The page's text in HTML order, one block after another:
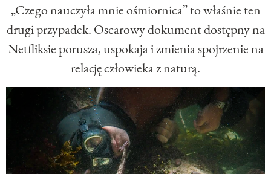
„Czego nauczyła mnie ośmiornica” to właśnie ten
drugi przypadek. Oscarowy dokument dostępny na
Netfliksie porusza, uspokaja i zmienia spojrzenie na
relację człowieka z naturą.